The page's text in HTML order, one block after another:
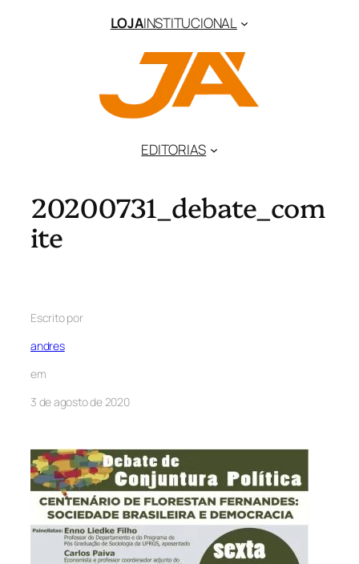
LOJAINSTITUCIONAL
EDITORIAS
20200731_debate_com
ite
Escrito por
andres
em
3 de agosto de 2020